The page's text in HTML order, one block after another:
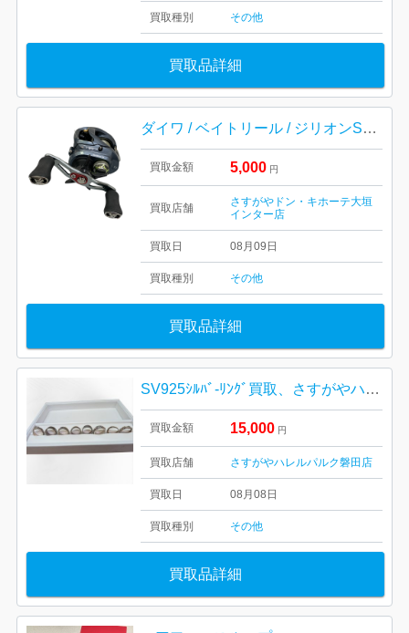
買取種別 その他
買取品詳細
ダイワ / ベイトリール / ジリオンSV TW 左 9:1 / 釣具 / リール / 中古
買取金額 5,000 円
買取店舗
さすがやドン・キホーテ大垣
インター店
買取日 08月09日
買取種別 その他
買取品詳細
SV925ｼﾙﾊﾞ‐ﾘﾝｸﾞ買取、さすがやハレルパルク磐田店
買取金額 15,000 円
買取店舗 さすがやハレルパルク磐田店
買取日 08月08日
買取種別 その他
買取品詳細